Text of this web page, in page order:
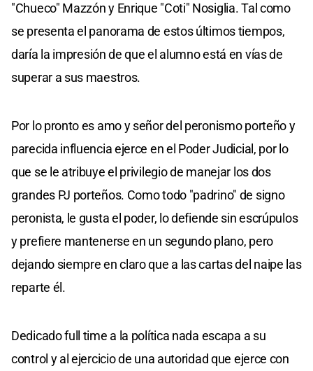
"Chueco" Mazzón y Enrique "Coti" Nosiglia. Tal como
se presenta el panorama de estos últimos tiempos,
daría la impresión de que el alumno está en vías de
superar a sus maestros.
Por lo pronto es amo y señor del peronismo porteño y
parecida influencia ejerce en el Poder Judicial, por lo
que se le atribuye el privilegio de manejar los dos
grandes PJ porteños. Como todo "padrino" de signo
peronista, le gusta el poder, lo defiende sin escrúpulos
y prefiere mantenerse en un segundo plano, pero
dejando siempre en claro que a las cartas del naipe las
reparte él.
Dedicado full time a la política nada escapa a su
control y al ejercicio de una autoridad que ejerce con